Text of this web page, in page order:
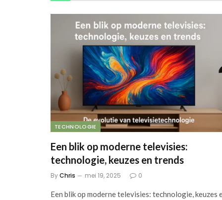
TECHNOLOGIE
Een blik op moderne televisies:
technologie, keuzes en trends
ByChris mei 19, 2025 0
Een blik op moderne televisies: technologie, keuzes